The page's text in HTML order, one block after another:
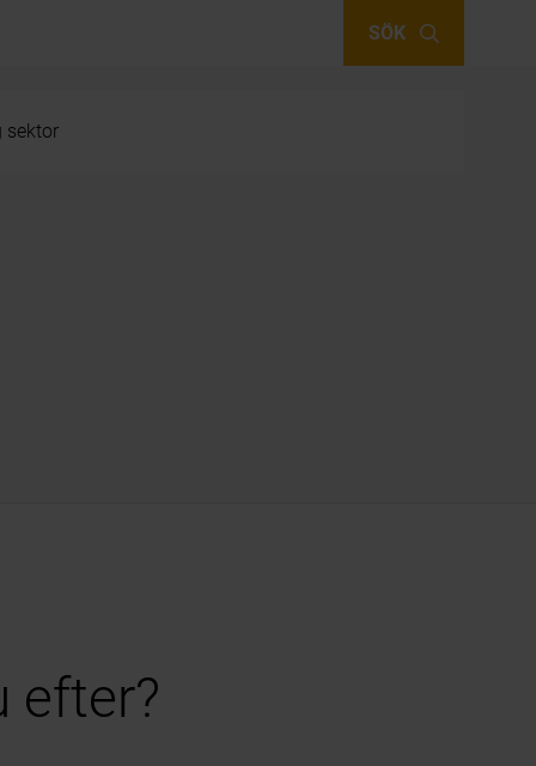
SÖK
sektor
efter?